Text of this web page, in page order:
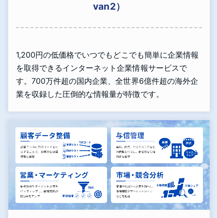
van2）
1,200円の低価格でいつでもどこでも簡単に企業情報
を取得できるインターネット企業情報サービスで
す。700万件超の国内企業、全世界6億件超の海外企
業を収録した圧倒的な情報量が特徴です。